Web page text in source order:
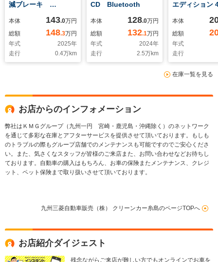
減ブレーキ
レイオーディオ ドラ
レコ前後 プッシュス
タート オートエアコ
ン オートライト シ
ートヒーター LEDヘ
本体 143.0万円
総額
148.3万円
年式
2025年
走行
0.4万km
CD Bluetooth
本体 128.0万円
総額
132.1万円
年式
2024年
走行
2.5万km
エディション
ビ フルタイ
本体
総額
年式
走行
在庫一覧を見る
お店からのインフォメーション
弊社はＫＭＧグループ（九州一円 宮崎・鹿児島・沖縄除く）のネットワーク
を通じて多彩な在庫とアフターサービスを提供させて頂いております。もしも
のトラブルの際もグループ店舗でのメンテナンスも可能ですのでご安心くださ
い。また、気さくなスタッフが皆様のご来店また、お問い合わせなどお待ちし
ております。自動車の購入はもちろん、お車の保険またメンテナンス、クレジ
ット、ペット保険まで取り扱いさせて頂いております。
九州三菱自動車販売（株） クリーンカー糸島のページTOPへ
お店紹介ダイジェスト
残念ながらご来店が難しい方でもオンラインでお車を